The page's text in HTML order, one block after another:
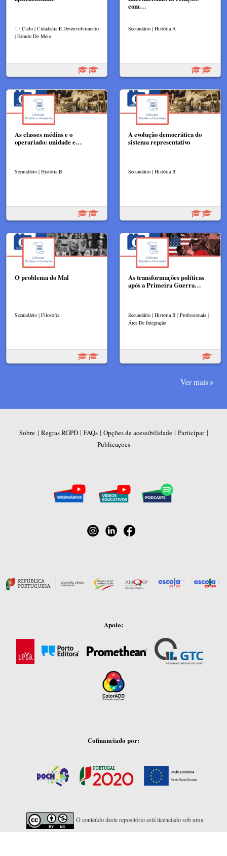
1.º Ciclo | Cidadania E Desenvolvimento
| Estudo Do Meio
com…
Secundário | História A
As classes médias e o
operariado: unidade e…
Secundário | História B
A evolução democrática do
sistema representativo
Secundário | História B
O problema do Mal
Secundário | Filosofia
As transformações políticas
após a Primeira Guerra…
Secundário | História B | Profissionais |
Área De Integração
Ver mais
Sobre | Regras RGPD| FAQs| Opções de acessibilidade| Participar|
Publicações
Apoio:
Cofinanciado por:
O conteúdo deste repositório está licenciado sob uma